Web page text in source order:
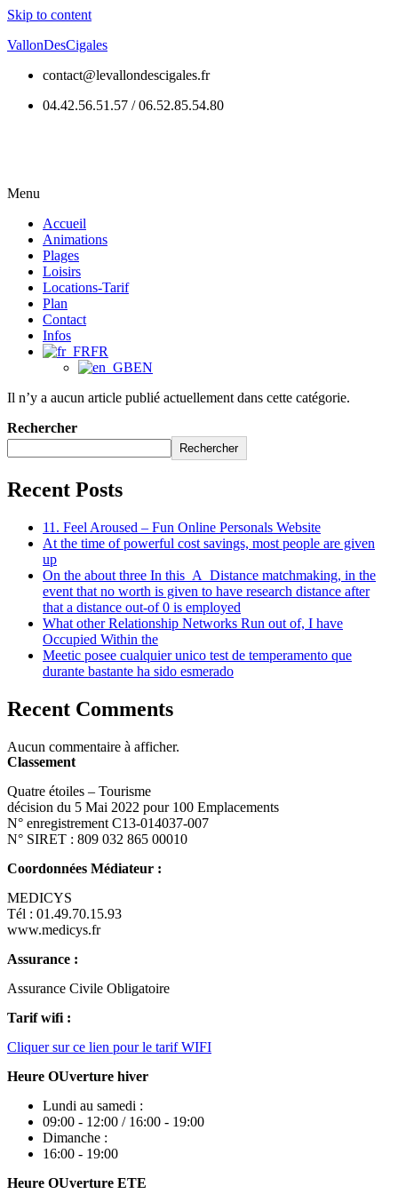
Skip to content
VallonDesCigales
contact@levallondescigales.fr
04.42.56.51.57 / 06.52.85.54.80
Menu
Accueil
Animations
Plages
Loisirs
Locations-Tarif
Plan
Contact
Infos
FR
EN
Il n’y a aucun article publié actuellement dans cette catégorie.
Rechercher
Rechercher
Recent Posts
11. Feel Aroused – Fun Online Personals Website
At the time of powerful cost savings, most people are given
up
On the about three In this_A_Distance matchmaking, in the
event that no worth is given to have research distance after
that a distance out-of 0 is employed
What other Relationship Networks Run out of, I have
Occupied Within the
Meetic posee cualquier unico test de temperamento que
durante bastante ha sido esmerado
Recent Comments
Aucun commentaire à afficher.
Classement
Quatre étoiles – Tourisme
décision du 5 Mai 2022 pour 100 Emplacements
N° enregistrement C13-014037-007
N° SIRET : 809 032 865 00010
Coordonnées Médiateur :
MEDICYS
Tél : 01.49.70.15.93
www.medicys.fr
Assurance :
Assurance Civile Obligatoire
Tarif wifi :
Cliquer sur ce lien pour le tarif WIFI
Heure OUverture hiver
Lundi au samedi :
09:00 - 12:00 / 16:00 - 19:00
Dimanche :
16:00 - 19:00
Heure OUverture ETE